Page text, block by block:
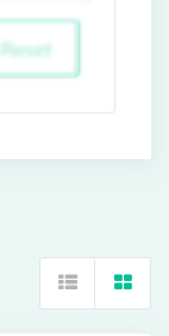
Reset